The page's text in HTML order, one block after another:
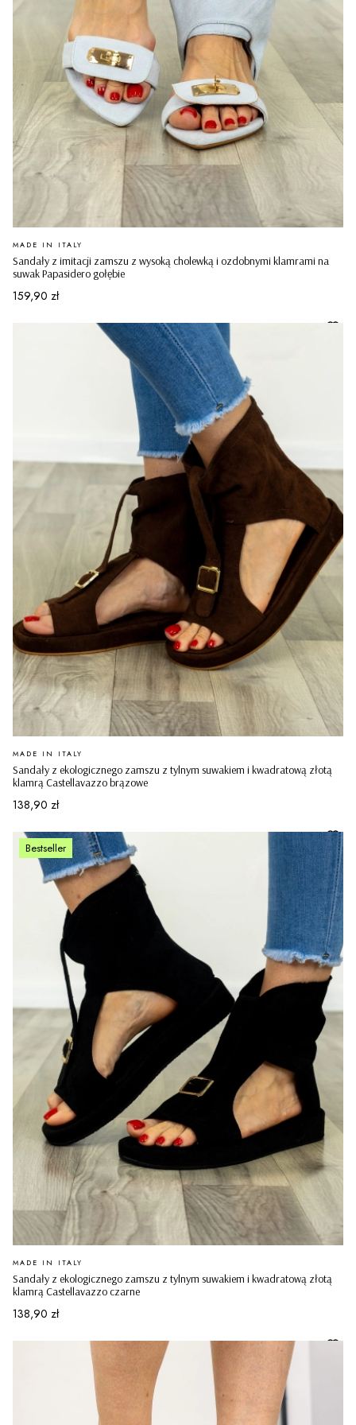
Sandały z imitacji zamszu z wysoką cholewką i ozdobnymi klamrami na
suwak Papasidero gołębie
PRODUCENT
MADE IN ITALY
Cena
159,90 zł
Sandały z ekologicznego zamszu z tylnym suwakiem i kwadratową złotą
klamrą Castellavazzo brązowe
PRODUCENT
MADE IN ITALY
Cena
138,90 zł
Bestseller
Sandały z ekologicznego zamszu z tylnym suwakiem i kwadratową złotą
klamrą Castellavazzo czarne
PRODUCENT
MADE IN ITALY
Cena
138,90 zł